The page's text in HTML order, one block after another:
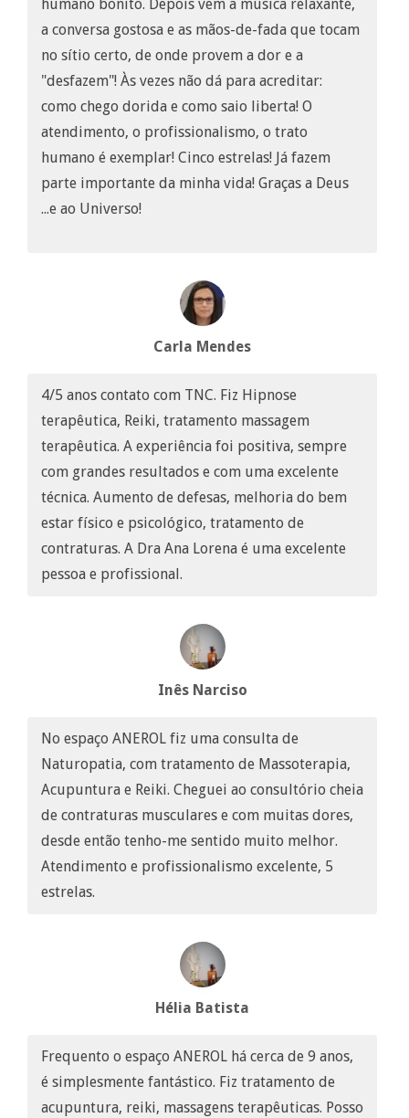
humano bonito. Depois vem a música relaxante,
a conversa gostosa e as mãos-de-fada que tocam
no sítio certo, de onde provem a dor e a
"desfazem"! Às vezes não dá para acreditar:
como chego dorida e como saio liberta! O
atendimento, o profissionalismo, o trato
humano é exemplar! Cinco estrelas! Já fazem
parte importante da minha vida! Graças a Deus
...e ao Universo!
Carla Mendes
4/5 anos contato com TNC. Fiz Hipnose
terapêutica, Reiki, tratamento massagem
terapêutica. A experiência foi positiva, sempre
com grandes resultados e com uma excelente
técnica. Aumento de defesas, melhoria do bem
estar físico e psicológico, tratamento de
contraturas. A Dra Ana Lorena é uma excelente
pessoa e profissional.
Inês Narciso
No espaço ANEROL fiz uma consulta de
Naturopatia, com tratamento de Massoterapia,
Acupuntura e Reiki. Cheguei ao consultório cheia
de contraturas musculares e com muitas dores,
desde então tenho-me sentido muito melhor.
Atendimento e profissionalismo excelente, 5
estrelas.
Hélia Batista
Frequento o espaço ANEROL há cerca de 9 anos,
é simplesmente fantástico. Fiz tratamento de
acupuntura, reiki, massagens terapêuticas. Posso